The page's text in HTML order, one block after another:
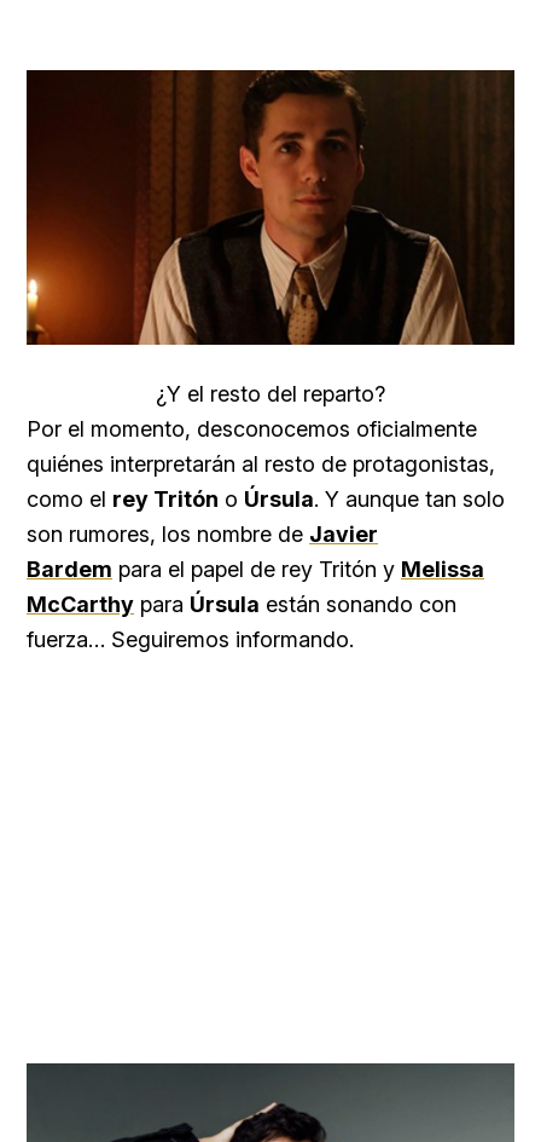
¿Y el resto del reparto?
Por el momento, desconocemos oficialmente
quiénes interpretarán al resto de protagonistas,
como el rey Tritón o Úrsula. Y aunque tan solo
son rumores, los nombre de Javier
Bardem para el papel de rey Tritón y Melissa
McCarthy para Úrsula están sonando con
fuerza… Seguiremos informando.